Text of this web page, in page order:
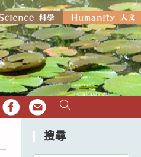
FB EMAIL
搜尋